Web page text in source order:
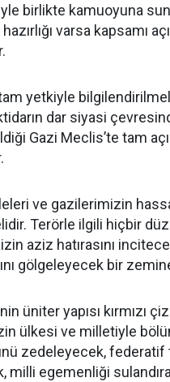
birlikte kamuoyuna
varsa kapsamı
yetkiyle
dar siyasi
Gazi Meclis’te tam
ve gazilerimizin
Terörle ilgili hiçbir
aziz hatırasını
gölgeleyecek bir
üniter yapısı kırmızı
ülkesi ve milletiyle
zedeleyecek, federatif
milli egemenliği